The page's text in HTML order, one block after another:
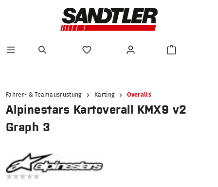
Fahrer- & Teamausrüstung Karting Overalls
Alpinestars Kartoverall KMX9 v2
Graph 3